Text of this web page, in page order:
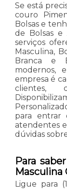
Se está
couro
Bolsas e
de Bolsas e
serviços
Masculina,
Branca e
modernos,
empresa é
clientes,
para entrar
atendentes
dúvidas
Para
Ligue para